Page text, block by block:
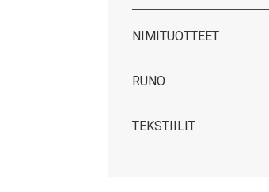
NIMITUOTTEET
RUNO
TEKSTIILIT